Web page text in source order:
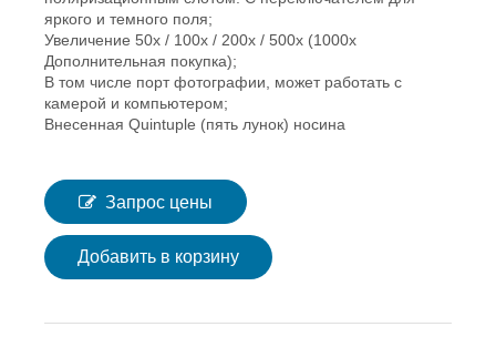
яркого и темного поля;
Увеличение 50x / 100x / 200x / 500x (1000x
Дополнительная покупка);
В том числе порт фотографии, может работать с
камерой и компьютером;
Внесенная Quintuple (пять лунок) носина
Запрос цены
Добавить в корзину